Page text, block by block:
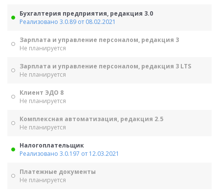
Бухгалтерия предприятия, редакция 3.0
Реализовано 3.0.89 от 08.02.2021
Зарплата и управление персоналом, редакция 3
Не планируется
Зарплата и управление персоналом, редакция 3 LTS
Не планируется
Клиент ЭДО 8
Не планируется
Комплексная автоматизация, редакция 2.5
Не планируется
Налогоплательщик
Реализовано 3.0.197 от 12.03.2021
Платежные документы
Не планируется